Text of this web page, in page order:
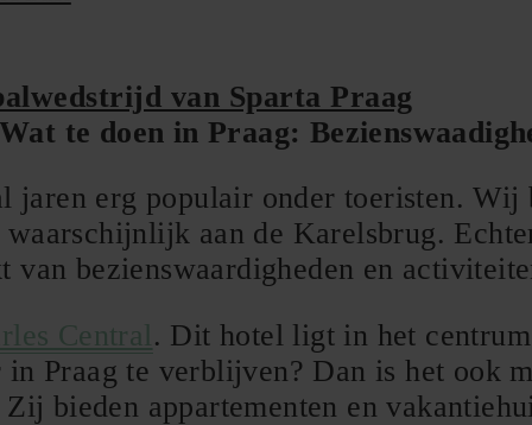
van Sparta Praag
Wat te doen in Praag:
jaren erg populair onder toeristen. Wij
aan de Karelsbrug.
van bezienswaardigheden en
Central . Dit hotel ligt in het
Praag te verblijven? Dan is het ook
Zij bieden appartementen en